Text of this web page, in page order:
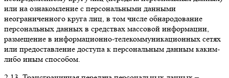
или на ознакомление с персональными данными
неограниченного круга лиц, в том числе обнародование
персональных данных в средствах массовой информации,
размещение в информационно-телекоммуникационных сетях
или предоставление доступа к персональным данным каким-
либо иным способом.